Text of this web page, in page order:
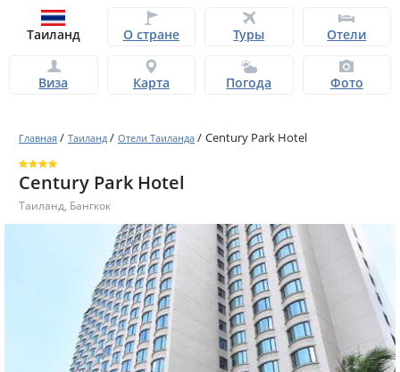
Таиланд О стране Туры Отели
Виза Карта Погода Фото
Главная / Таиланд / Отели Таиланда / Century Park Hotel
Century Park Hotel
Таиланд, Бангкок